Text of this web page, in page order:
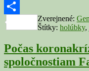
Copy
Link
Share
Zverejnené:
Štítky: holúbky,
Počas
spoločnostiam